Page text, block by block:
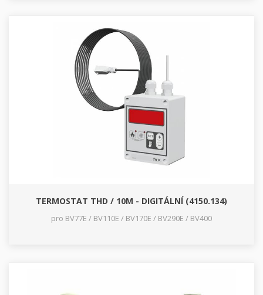
TERMOSTAT THD / 10M - DIGITÁLNÍ (4150.134)
pro BV77E / BV110E / BV170E / BV290E / BV400